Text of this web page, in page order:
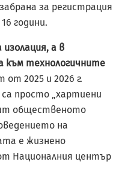
за регистрация
години.
а в
технологичните
2025 и 2026 г.
просто „хартиени
общественото
на
е жизнено
Националния център